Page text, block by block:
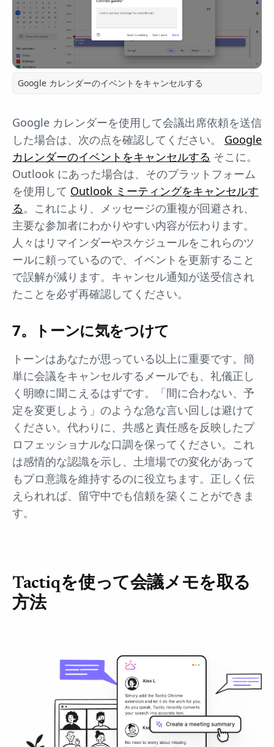
Google カレンダーのイベントをキャンセルする
Google カレンダーを使用して会議出席依頼を送信
した場合は、次の点を確認してください。 Google
カレンダーのイベントをキャンセルする そこに。
Outlook にあった場合は、そのプラットフォーム
を使用して Outlook ミーティングをキャンセルす
る。これにより、メッセージの重複が回避され、
主要な参加者にわかりやすい内容が伝わります。
人々はリマインダーやスケジュールをこれらのツ
ールに頼っているので、イベントを更新すること
で誤解が減ります。キャンセル通知が送受信され
たことを必ず再確認してください。
7。トーンに気をつけて
トーンはあなたが思っている以上に重要です。簡
単に会議をキャンセルするメールでも、礼儀正し
く明瞭に聞こえるはずです。「間に合わない、予
定を変更しよう」のような急な言い回しは避けて
ください。代わりに、共感と責任感を反映したプ
ロフェッショナルな口調を保ってください。これ
は感情的な認識を示し、土壇場での変化があって
もプロ意識を維持するのに役立ちます。正しく伝
えられれば、留守中でも信頼を築くことができま
す。
Tactiqを使って会議メモを取る
方法